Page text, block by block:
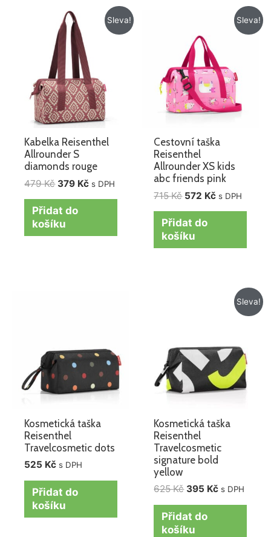
Sleva!
Kabelka Reisenthel
Allrounder S
diamonds rouge
479Kč
Původní
cena
byla:
479 Kč.
379 Kč
Aktuální
cena
s DPH
Přidat do
košíku
Sleva!
Cestovní taška
Reisenthel
Allrounder XS kids
abc friends pink
715Kč
byla:
715 Kč.
572 Kč
Aktuální
cena
s DPH
Přidat do
košíku
Kosmetická taška
Reisenthel
Travelcosmetic dots
525 Kč s DPH
Přidat do
košíku
Sleva!
Kosmetická taška
Reisenthel
Travelcosmetic
signature bold
yellow
625Kč 395 Kč
Aktuální
cena
s DPH
Přidat do
košíku